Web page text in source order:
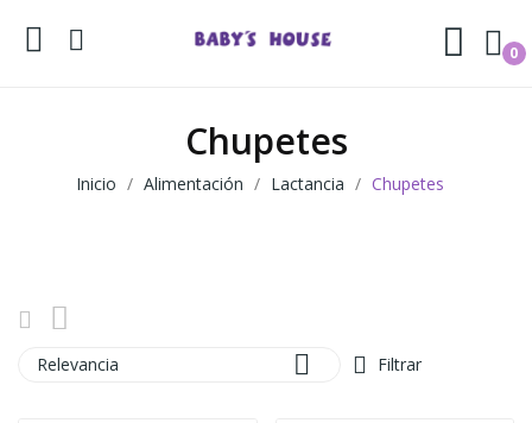
0
Chupetes
Inicio Alimentación Lactancia Chupetes
Relevancia  Filtrar